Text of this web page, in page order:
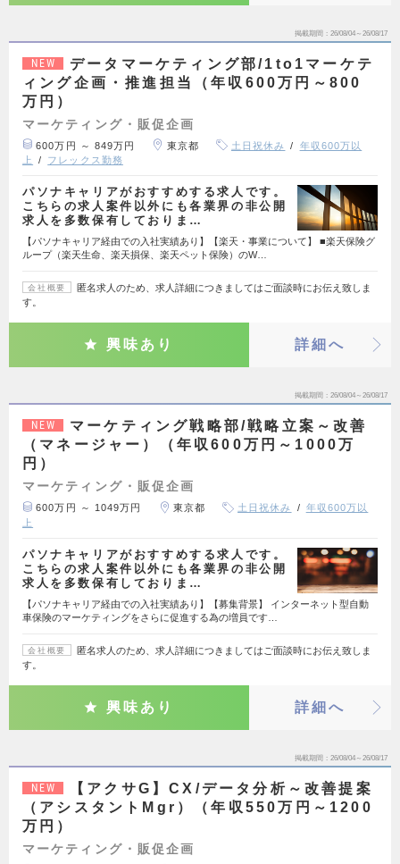
掲載期間 26/08/04～26/08/17
NEW
データマーケティング部/1to1マーケテ
ィング企画・推進担当（年収600万円～800
万円）
マーケティング・販促企画
600万円 ～ 849万円 東京都 土日祝休み
年収600万以
上
フレックス勤務
パソナキャリアがおすすめする求人です。
こちらの求人案件以外にも各業界の非公開
求人を多数保有しておりま…
【パソナキャリア経由での入社実績あり】【楽天・事業について】 ■楽天保険グ
ループ（楽天生命、楽天損保、楽天ペット保険）のW…
会社概要
匿名求人のため、求人詳細につきましてはご面談時にお伝え致しま
す。
興味あり 詳細へ
掲載期間 26/08/04～26/08/17
NEW
マーケティング戦略部/戦略立案～改善
（マネージャー）（年収600万円～1000万
円）
マーケティング・販促企画
600万円 ～ 1049万円 東京都 土日祝休み
年収600万以
上
パソナキャリアがおすすめする求人です。
こちらの求人案件以外にも各業界の非公開
求人を多数保有しておりま…
【パソナキャリア経由での入社実績あり】【募集背景】 インターネット型自動
車保険のマーケティングをさらに促進する為の増員です…
会社概要
匿名求人のため、求人詳細につきましてはご面談時にお伝え致しま
す。
興味あり 詳細へ
掲載期間 26/08/04～26/08/17
NEW
【アクサG】CX/データ分析～改善提案
（アシスタントMgr）（年収550万円～1200
万円）
マーケティング・販促企画